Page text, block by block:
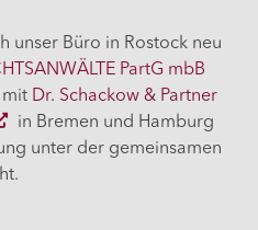
unser Büro in Rostock neu
PartG mbB
mit Dr. Schackow & Partner
in Bremen und Hamburg
unter der gemeinsamen